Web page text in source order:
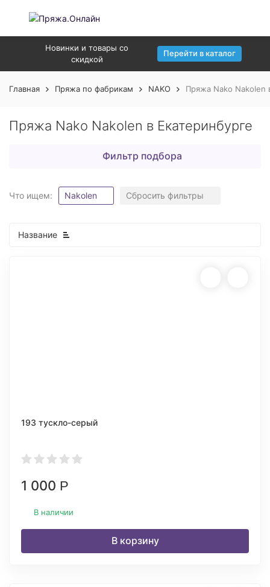
Новинки и товары со
скидкой
Перейти в каталог
Главная Пряжа по фабрикам NAKO Пряжа Nako Nakolen
Пряжа Nako Nakolen в Екатеринбурге
Фильтр подбора
Что ищем: Nakolen Сбросить фильтры
Название
193 тускло-серый
1 000 Р
В наличии
В корзину